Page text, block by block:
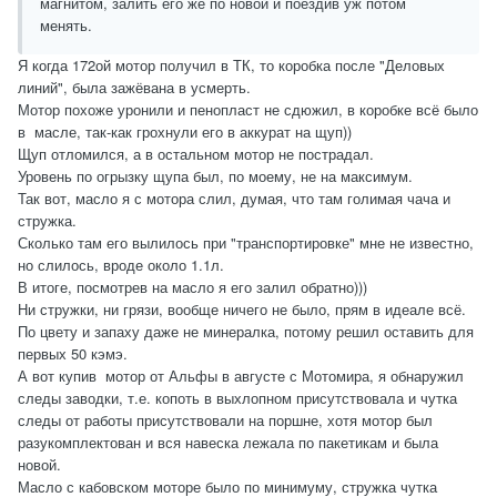
практически тот-же диапазон 5-и передач, но разбитый на 6-ь,
т е.- для "гряземеса/эндуро" то, что надо, а для города/
успели купить, по мне- хороший выбор если был нужен
бюджетный мот с хорошими скоростными ТХ(ну да,
наверняка самый плохой пластик, свет и т п.). Далее, что
слышал по нему, т к. Мотомировцы запчасти на него не
везут, а у других есть только те что совместимы с других
мото- берегите облицовку новой нигде не купить, в т ч.
переднее крыло- оно особенное по удлинению крепления к
вилке- иначе потом колхозят с Yamaha YBR125 и т.п., кстати
бывает так, что при установки более широкой покрышки
крыло лучше наоборот опустить, но быть осторожным на
земляных дорогах, т к. при наличии мокрой земли/глины
крыло может оторвать. Задняя покрышка 3,25", похоже(надо
проверять), помещается вперёд вместо 2,75", сзади точно
помещается Петра 3,5"(т е. её размеры- они на сайте
указаны- это инфа для поиска аналога, попало "забугоры"
таких размеров не указывают)), и если решите покупать
Петрошиновские покры, в виду того, что всё забугорное
стало мегадорого(, кстати, Кенда- похоже испортилась или
это пошел чисто материковый Китай под их маркой, что с
менять.
Я когда 172ой мотор получил в ТК, то коробка после "Деловых
линий", была зажёвана в усмерть.
Мотор похоже уронили и пенопласт не сдюжил, в коробке всё было
в масле, так-как грохнули его в аккурат на щуп))
Щуп отломился, а в остальном мотор не пострадал.
Уровень по огрызку щупа был, по моему, не на максимум.
Так вот, масло я с мотора слил, думая, что там голимая чача и
стружка.
Сколько там его вылилось при "транспортировке" мне не известно,
но слилось, вроде около 1.1л.
В итоге, посмотрев на масло я его залил обратно)))
Ни стружки, ни грязи, вообще ничего не было, прям в идеале всё.
По цвету и запаху даже не минералка, потому решил оставить для
первых 50 кэмэ.
А вот купив мотор от Альфы в августе с Мотомира, я обнаружил
следы заводки, т.е. копоть в выхлопном присутствовала и чутка
следы от работы присутствовали на поршне, хотя мотор был
разукомплектован и вся навеска лежала по пакетикам и была
новой.
Масло с кабовском моторе было по минимуму, стружка чутка